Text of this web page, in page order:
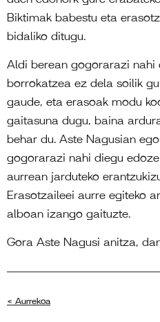
Biktimak babestu eta
bidaliko ditugu.
Aldi berean gogorarazi nahi
borrokatzea ez dela soilik
gaude, eta erasoak modu
gaitasuna dugu, baina
behar du. Aste Nagusian
gogorarazi nahi diegu
aurrean jarduteko
Erasotzaileei aurre egiteko
alboan izango gaituzte.
Gora Aste Nagusi anitza,
< Aurrekoa